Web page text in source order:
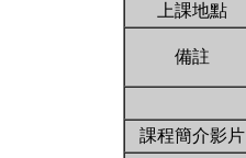
上課地點
備註
課程簡介影片